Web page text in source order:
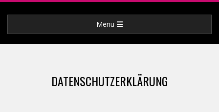
content
Navigation
Menu
DATENSCHUTZERKLÄRUNG